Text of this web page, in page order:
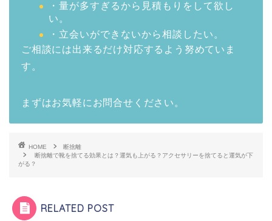
・量が多すぎるから見積もりをして欲し
い。
・立会いができないから相談したい。
ご相談には出来るだけ対応するよう努めていま
す。
まずはお気軽にお問合せください。
HOME
断捨離
断捨離で靴を捨てる効果とは？運気も上がる？アクセサリーを捨てると運気が下
がる？
RELATED POST